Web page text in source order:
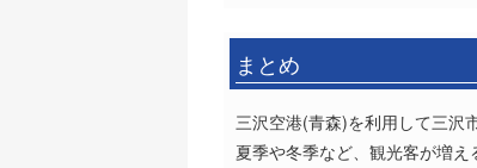
まとめ
三沢空港(青森)を利用して三沢
夏季や冬季など、観光客が増え